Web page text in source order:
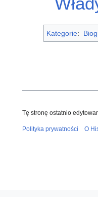
Kategorie:
Tę stronę ostatnio
Polityka prywatności O